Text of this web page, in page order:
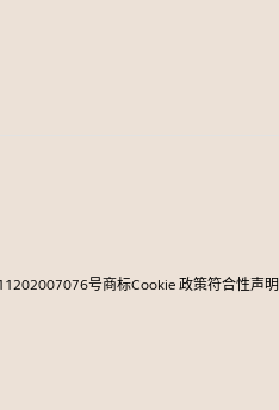
号商标Cookie 政策符合性声明